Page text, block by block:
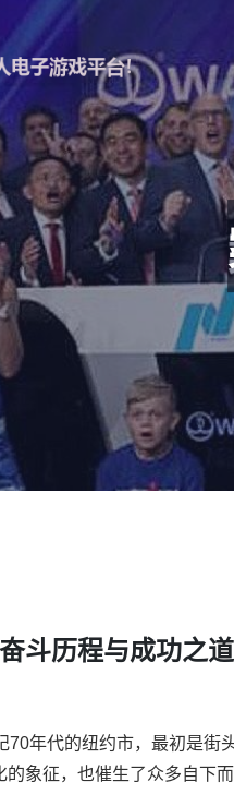
斗历程与成功之
年代的纽约市，最初是街
象征，也催生了众多自下